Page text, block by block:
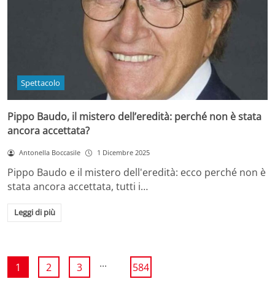
Spettacolo
Pippo Baudo, il mistero dell’eredità: perché non è stata
ancora accettata?
Antonella Boccasile 1 Dicembre 2025
Pippo Baudo e il mistero dell'eredità: ecco perché non è
stata ancora accettata, tutti i…
Leggi di più
1 2 3 ... 584